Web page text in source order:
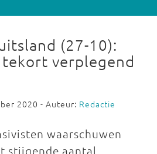
(27-10):
verplegend
2020 - Auteur: Redactie
waarschuwen
stijgende aantal